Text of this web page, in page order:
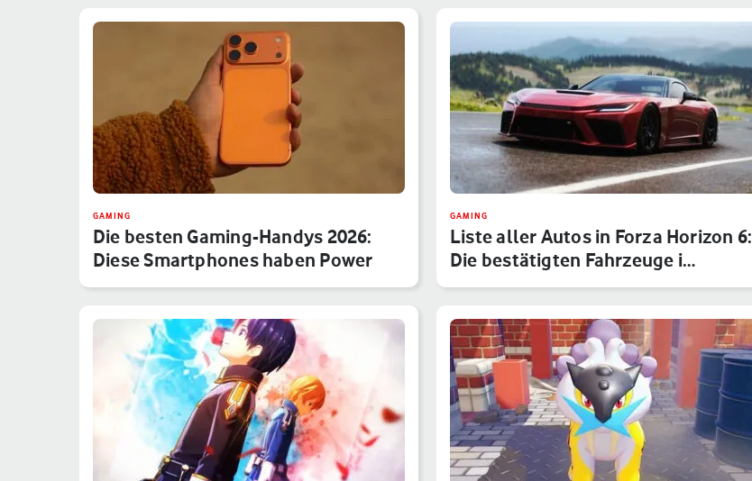
GAMING
Die besten Gaming-Handys 2026:
Diese Smartphones haben Power
GAMING
Liste aller Autos in Forza Horizon 6:
Die bestätigten Fahrzeuge i…